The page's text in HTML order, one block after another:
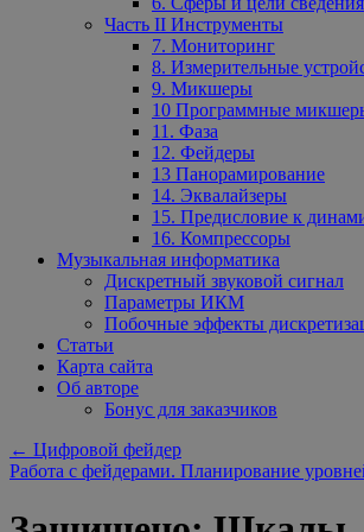
Часть II Инструменты
7. Мониторинг
8. Измерительные
9. Микшеры
10 Программные
11. Фаза
12. Фейдеры
13 Панорамирование
14. Эквалайзеры
15. Предисловие к
16. Компрессоры
Музыкальная информатика
Дискретный звуковой сигнал
Параметры ИКМ
Побочные эффекты
Статьи
Карта сайта
Об авторе
Бонус для заказчиков
← Цифровой фейдер
Работа с фейдерами. Планирование